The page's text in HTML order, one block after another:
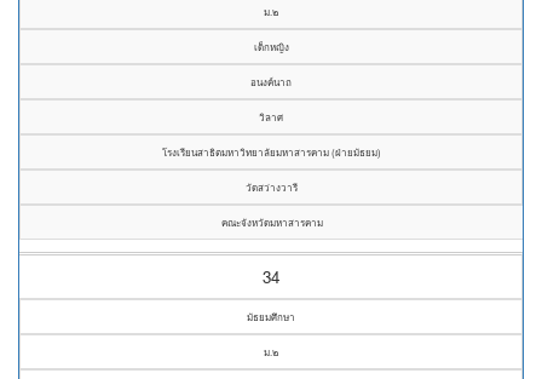
ม.๒
เด็กหญิง
อนงค์นาถ
วิลาศ
โรงเรียนสาธิตมหาวิทยาลัยมหาสารคาม (ฝ่ายมัธยม)
วัดสว่างวารี
คณะจังหวัดมหาสารคาม
34
มัธยมศึกษา
ม.๒